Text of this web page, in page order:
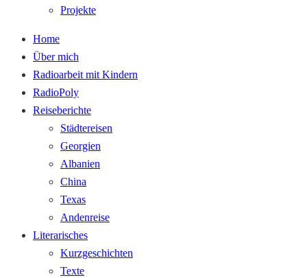
Projekte
Home
Über mich
Radioarbeit mit Kindern
RadioPoly
Reiseberichte
Städtereisen
Georgien
Albanien
China
Texas
Andenreise
Literarisches
Kurzgeschichten
Texte